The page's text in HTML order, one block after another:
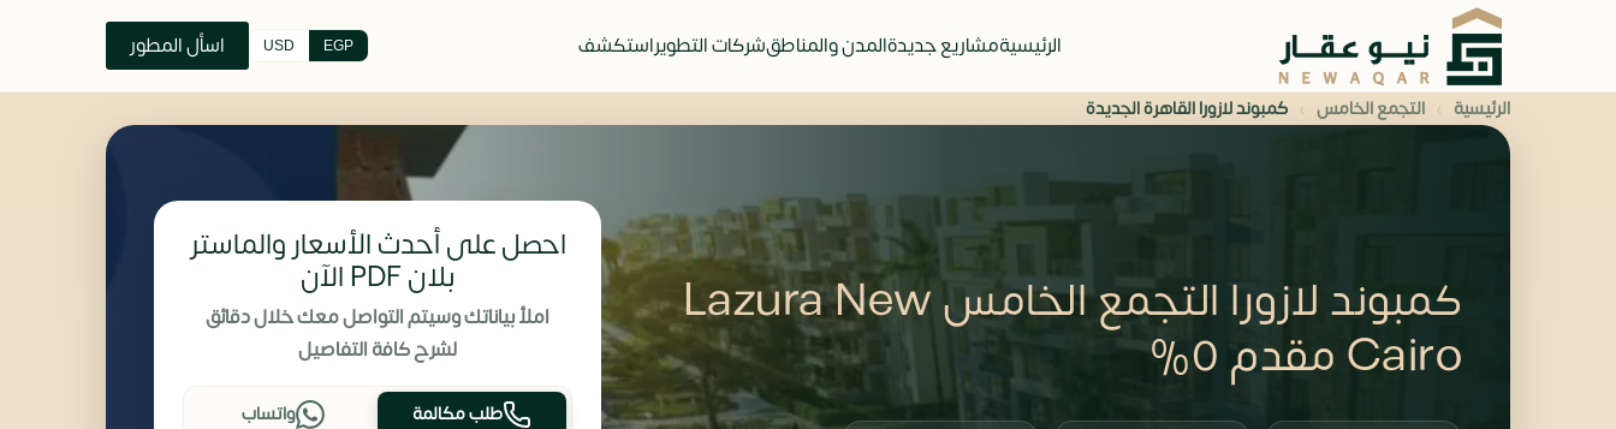
الرئيسيةمشاريع جديدةالمدن والمناطقشركات التطويراستكشف EGP
USD اسأل المطور
الرئيسية › التجمع الخامس › كمبوند لازورا القاهرة الجديدة
كمبوند لازورا التجمع الخامس Lazura New
Cairo مقدم 0%
احصل على أحدث الأسعار والماستر
بلان PDF الآن
املأ بياناتك وسيتم التواصل معك خلال دقائق
لشرح كافة التفاصيل
طلب مكالمة واتساب